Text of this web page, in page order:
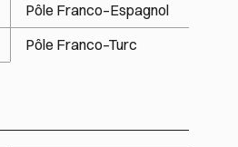
Pôle Franco–Espagnol
Pôle Franco–Turc